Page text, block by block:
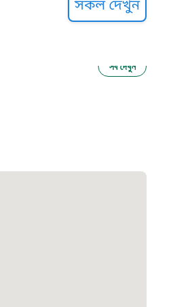
সকল দেখুন
সব দেখুন